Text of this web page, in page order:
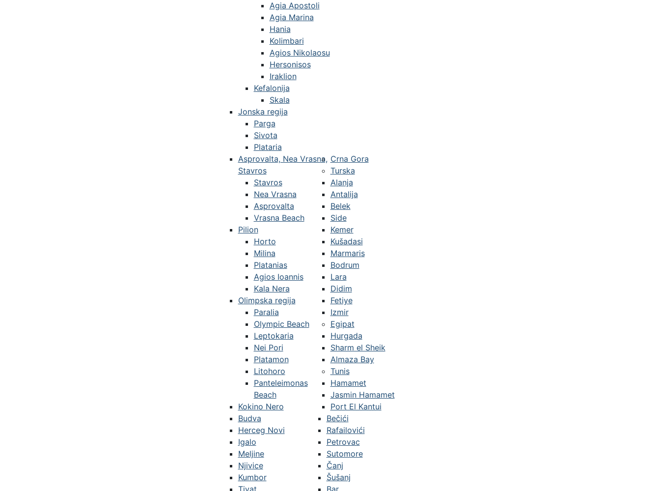
Agia Apostoli
Agia Marina
Hania
Kolimbari
Agios Nikolaosu
Hersonisos
Iraklion
Kefalonija
Skala
Jonska regija
Parga
Sivota
Plataria
Asprovalta, Nea Vrasna,
Stavros
Stavros
Nea Vrasna
Asprovalta
Vrasna Beach
Pilion
Horto
Milina
Platanias
Agios Ioannis
Kala Nera
Olimpska regija
Paralia
Olympic Beach
Leptokaria
Nei Pori
Platamon
Litohoro
Panteleimonas
Beach
Kokino Nero
Crna Gora
Budva
Herceg Novi
Igalo
Meljine
Njivice
Kumbor
Tivat
Bečići
Rafailovići
Petrovac
Sutomore
Čanj
Šušanj
Bar
Turska
Alanja
Antalija
Belek
Side
Kemer
Kušadasi
Marmaris
Bodrum
Lara
Didim
Fetiye
Izmir
Egipat
Hurgada
Sharm el Sheik
Almaza Bay
Tunis
Hamamet
Jasmin Hamamet
Port El Kantui